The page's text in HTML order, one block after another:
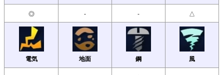
◎ - - △
電気 地面 鋼 風